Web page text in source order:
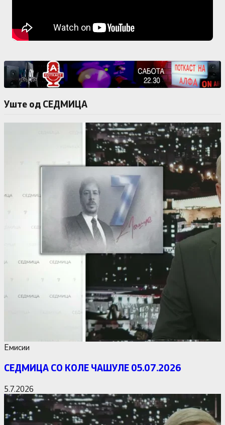
Уште од СЕДМИЦА
Емисии
СЕДМИЦА СО КОЛЕ ЧАШУЛЕ 05.07.2026
5.7.2026